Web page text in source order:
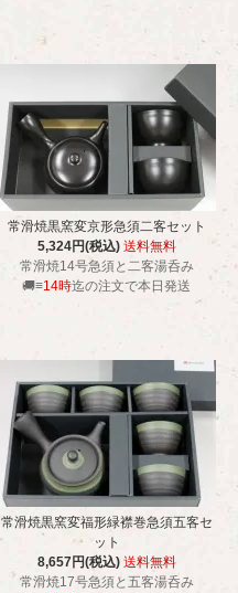
常滑焼黒窯変京形急須二客セット
5,324円(税込) 送料無料
常滑焼14号急須と二客湯呑み
🚚≡14時迄の注文で本日発送
常滑焼黒窯変福形緑襟巻急須五客セ
ット
8,657円(税込) 送料無料
常滑焼17号急須と五客湯呑み